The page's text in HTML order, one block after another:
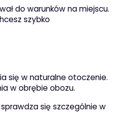
do warunków na miejscu.
szybko
się w naturalne otoczenie.
w obrębie obozu.
się szczególnie w